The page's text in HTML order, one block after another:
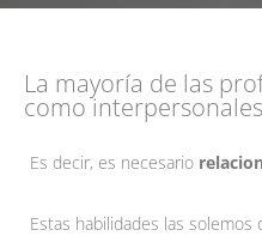
La mayoría de las
como
Es decir, es necesario
Estas habilidades las